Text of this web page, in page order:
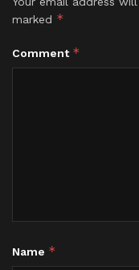
marked *
Comment *
Name *